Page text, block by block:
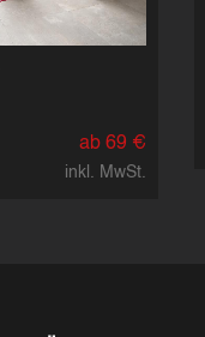
ab 69 €
inkl. MwSt.